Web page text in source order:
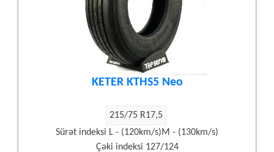
KETER KTHS5 Neo
215/75 R17,5
Sürət indeksi L - (120km/s)M - (130km/s)
Çəki indeksi 127/124